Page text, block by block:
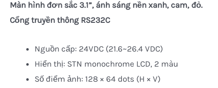
Màn hình đơn sắc 3.1”, ánh sáng nền xanh, cam, đỏ.
Cổng truyền thông RS232C
Nguồn cấp: 24VDC (21.6~26.4 VDC)
Hiển thị: STN monochrome LCD, 2 màu
Số điểm ảnh: 128 × 64 dots (H × V)